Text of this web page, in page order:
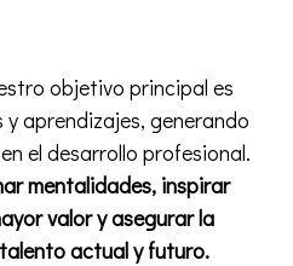
objetivo principal es
aprendizajes, generando
el desarrollo profesional.
mentalidades, inspirar
valor y asegurar la
actual y futuro.